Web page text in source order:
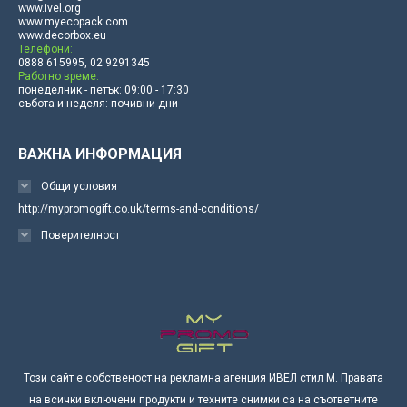
www.ivel.org
www.myecopack.com
www.decorbox.eu
Телефони:
0888 615995, 02 9291345
Работно време:
понеделник - петък: 09:00 - 17:30
събота и неделя: почивни дни
ВАЖНА ИНФОРМАЦИЯ
Общи условия
http://mypromogift.co.uk/terms-and-conditions/
Поверителност
Този сайт е собственост на рекламна агенция ИВЕЛ стил М. Правата
на всички включени продукти и техните снимки са на съответните